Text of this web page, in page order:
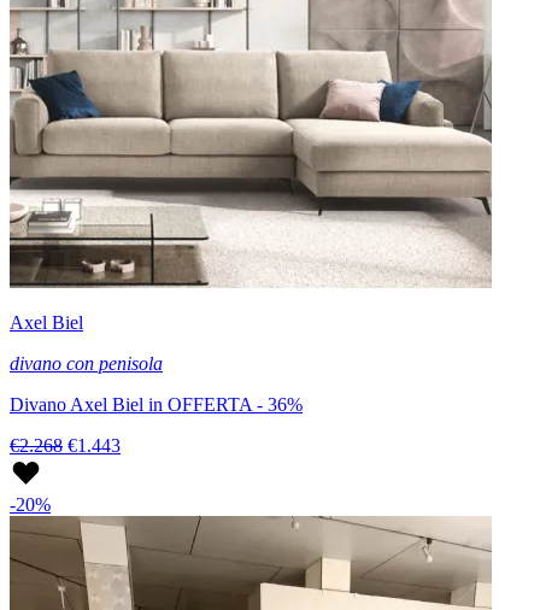
Axel Biel
divano con penisola
Divano Axel Biel in OFFERTA - 36%
€2.268 €1.443
-20%